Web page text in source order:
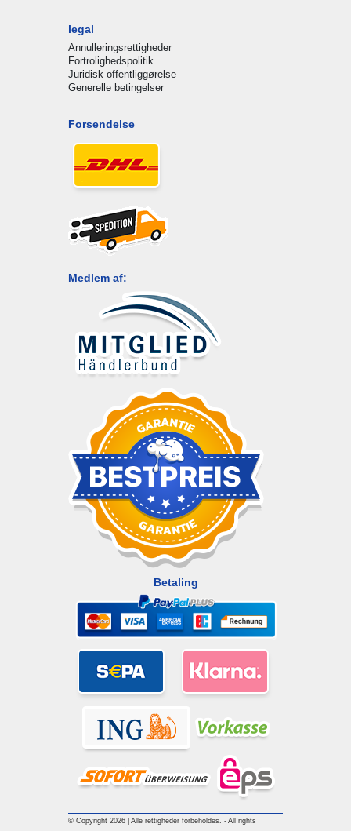
legal
Annulleringsrettigheder
Fortrolighedspolitik
Juridisk offentliggørelse
Generelle betingelser
Forsendelse
Medlem af:
Betaling
© Copyright 2026 | Alle rettigheder forbeholdes. - All rights